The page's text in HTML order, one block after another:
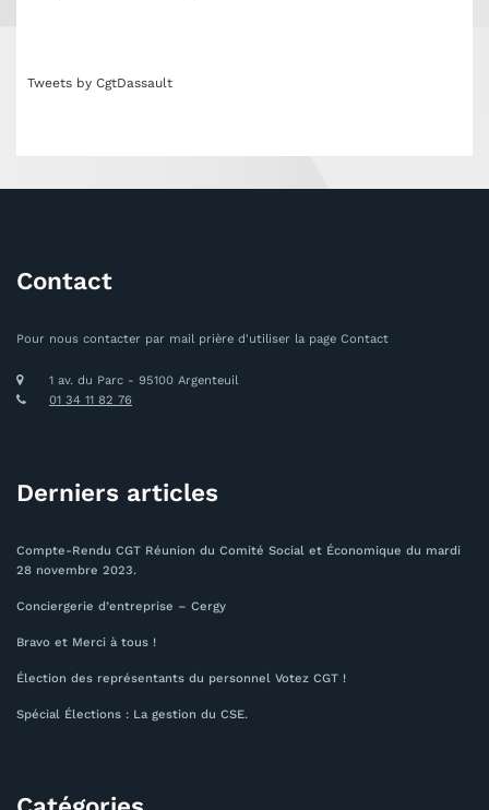
Tweets by CgtDassault
Contact
Pour nous contacter par mail prière d'utiliser la page Contact
1 av. du Parc - 95100 Argenteuil
01 34 11 82 76
Derniers articles
Compte-Rendu CGT Réunion du Comité Social et Économique du mardi
28 novembre 2023.
Conciergerie d’entreprise – Cergy
Bravo et Merci à tous !
Élection des représentants du personnel Votez CGT !
Spécial Élections : La gestion du CSE.